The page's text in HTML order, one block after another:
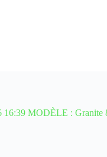
MODÈLE : Granite